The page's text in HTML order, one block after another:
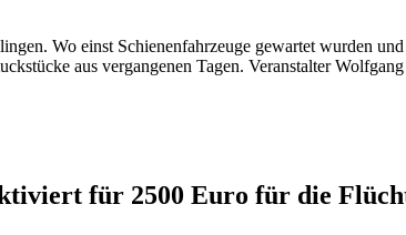
Wo einst Schienenfahrzeuge gewartet wurden
aus vergangenen Tagen. Veranstalter
für 2500 Euro für die